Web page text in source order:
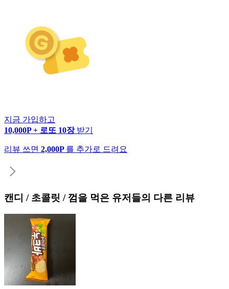
지금 가입하고
10,000P + 로또 10장 받기
리뷰 쓰면 2,000P 를 추가로 드려요
캔디 / 초콜릿 / 껌을 먹은 유저들의 다른 리뷰